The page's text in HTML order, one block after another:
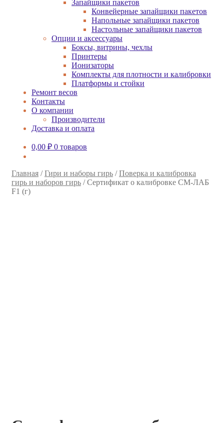
Запайщики пакетов
Конвейерные запайщики пакетов
Напольные запайщики пакетов
Настольные запайщики пакетов
Опции и аксессуары
Боксы, витрины, чехлы
Принтеры
Ионизаторы
Комплекты для плотности и калибровки
Платформы и стойки
Ремонт весов
Контакты
О компании
Производители
Доставка и оплата
0,00 ₽ 0 товаров
Главная /Гири и наборы гирь /Поверка и калибровка
гирь и наборов гирь /Сертификат о калибровке СМ-ЛАБ
F1 (г)